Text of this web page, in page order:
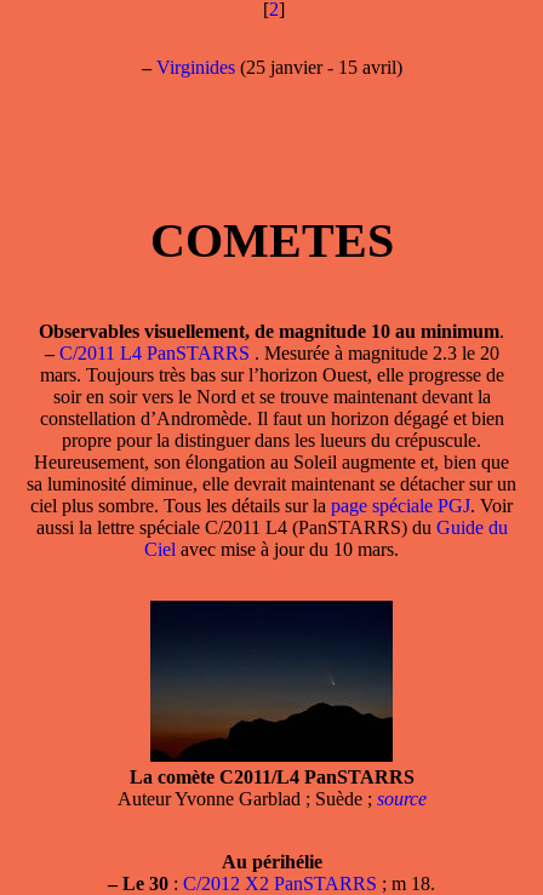
[2]
– Virginides(25 janvier - 15 avril)
COMETES
Observables visuellement, de magnitude 10 au minimum.
– C/2011 L4 PanSTARRS . Mesurée à magnitude 2.3 le 20
mars. Toujours très bas sur l’horizon Ouest, elle progresse de
soir en soir vers le Nord et se trouve maintenant devant la
constellation d’Andromède. Il faut un horizon dégagé et bien
propre pour la distinguer dans les lueurs du crépuscule.
Heureusement, son élongation au Soleil augmente et, bien que
sa luminosité diminue, elle devrait maintenant se détacher sur un
ciel plus sombre. Tous les détails sur la page spéciale PGJ. Voir
aussi la lettre spéciale C/2011 L4 (PanSTARRS) du Guide du
Ciel avec mise à jour du 10 mars.
La comète C2011/L4 PanSTARRS
Auteur Yvonne Garblad ; Suède ; source
Au périhélie
– Le 30 : C/2012 X2 PanSTARRS ; m 18.